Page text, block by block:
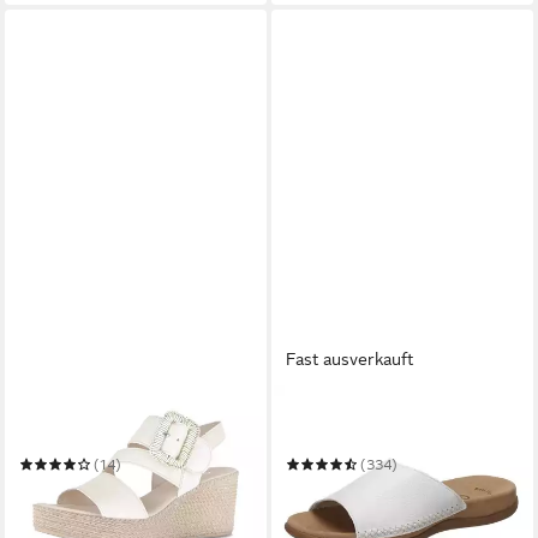
Keilsandalette
(14)
ab 64,79 € UVP 99,95 €
-35%
Fast ausverkauft
(334)
ab 51,44 € 79,95 €
-36%